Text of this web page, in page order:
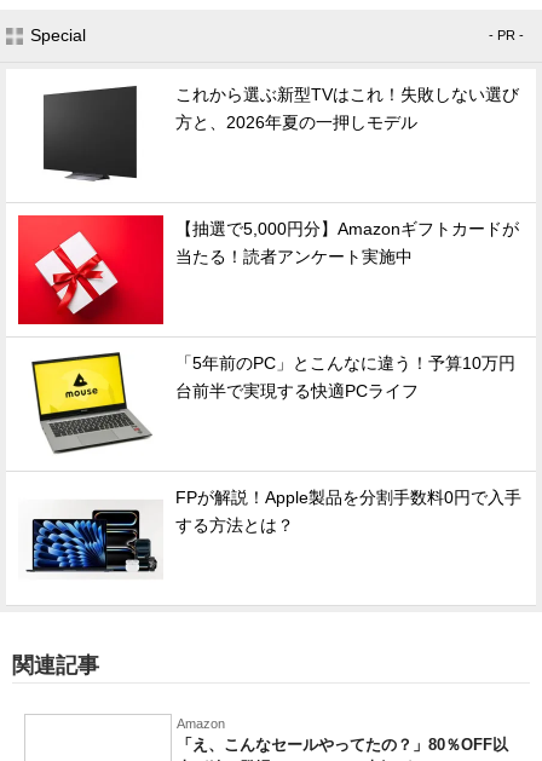
Special - PR -
これから選ぶ新型TVはこれ！失敗しない選び
方と、2026年夏の一押しモデル
【抽選で5,000円分】Amazonギフトカードが
当たる！読者アンケート実施中
「5年前のPC」とこんなに違う！予算10万円
台前半で実現する快適PCライフ
FPが解説！Apple製品を分割手数料0円で入手
する方法とは？
関連記事
Amazon
「え、こんなセールやってたの？」80％OFF以